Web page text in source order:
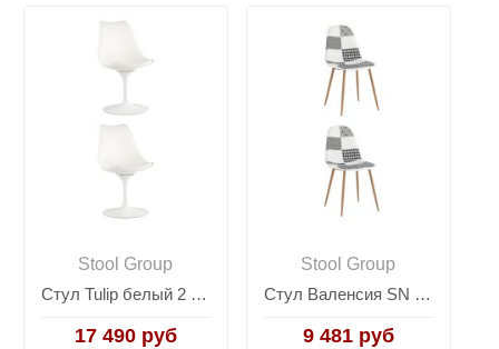
Stool Group
Стул Tulip белый 2 шт.
17 490 руб
Stool Group
Стул Валенсия SN пэчворк черно-белый 2 шт
9 481 руб